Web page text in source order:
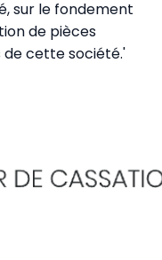
sur le fondement
de pièces
cette société.'